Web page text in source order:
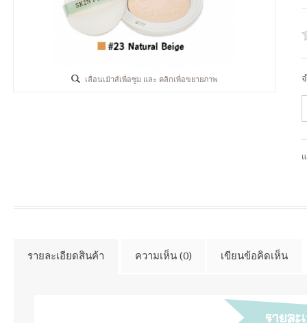
เลื่อนเม้าส์เพื่อซูม และ คลิกเพื่อขยายภาพ
รายละเอียดสินค้า ความเห็น (0) เขียนข้อคิดเห็น